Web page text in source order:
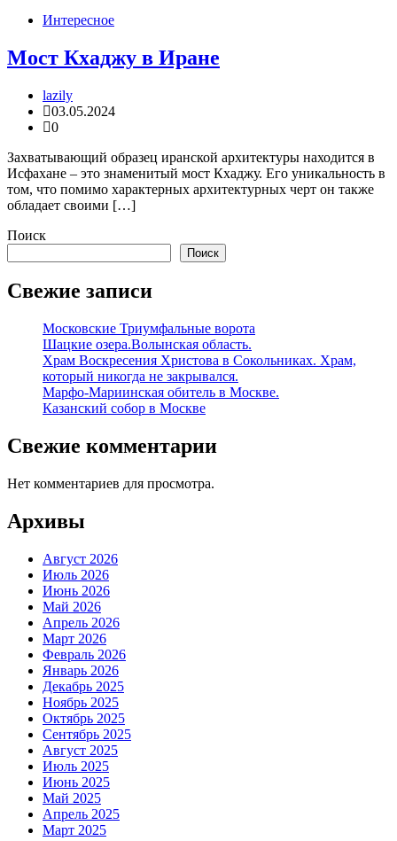
Интересное
Мост Кхаджу в Иране
lazily
03.05.2024
0
Захватывающий образец иранской архитектуры находится в
Исфахане – это знаменитый мост Кхаджу. Его уникальность в
том, что помимо характерных архитектурных черт он также
обладает своими […]
Поиск
Поиск
Свежие записи
Московские Триумфальные ворота
Шацкие озера.Волынская область.
Храм Воскресения Христова в Сокольниках. Храм,
который никогда не закрывался.
Марфо-Мариинская обитель в Москве.
Казанский собор в Москве
Свежие комментарии
Нет комментариев для просмотра.
Архивы
Август 2026
Июль 2026
Июнь 2026
Май 2026
Апрель 2026
Март 2026
Февраль 2026
Январь 2026
Декабрь 2025
Ноябрь 2025
Октябрь 2025
Сентябрь 2025
Август 2025
Июль 2025
Июнь 2025
Май 2025
Апрель 2025
Март 2025